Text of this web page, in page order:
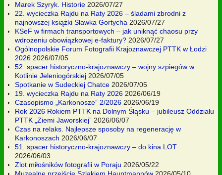
Marek Szyryk. Historie 2026/07/27
22. wycieczka Rajdu na Raty 2026 – śladami zbrodni z
najnowszej książki Sławka Gortycha 2026/07/27
KSeF w firmach transportowych – jak uniknąć chaosu przy
wdrożeniu obowiązkowej e-faktury? 2026/07/27
Ogólnopolskie Forum Fotografii Krajoznawczej PTTK w Łodzi
2026 2026/07/05
52. spacer historyczno-krajoznawczy – wojny szpiegów w
Kotlinie Jeleniogórskiej 2026/07/05
Spotkanie w Sudeckiej Chatce 2026/07/05
19. wycieczka Rajdu na Raty 2026 2026/06/19
Czasopismo „Karkonosze” 2/2026 2026/06/19
Rok 2026 Rokiem PTTK na Dolnym Śląsku – jubileusz Oddziału
PTTK „Ziemi Jaworskiej” 2026/06/07
Czas na relaks. Najlepsze sposoby na regenerację w
Karkonoszach 2026/06/07
51. spacer historyczno-krajoznawczy – do kina LOT
2026/06/03
Zlot miłośników fotografii w Poraju 2026/05/22